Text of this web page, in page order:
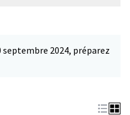
2024, préparez